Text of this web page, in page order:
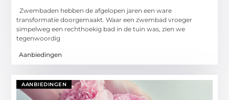
Zwembaden hebben de afgelopen jaren een ware
transformatie doorgemaakt. Waar een zwembad vroeger
simpelweg een rechthoekig bad in de tuin was, zien we
tegenwoordig
Aanbiedingen
AANBIEDINGEN